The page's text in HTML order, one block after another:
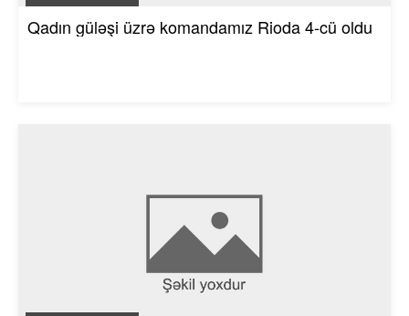
Qadın güləşi üzrə komandamız Rioda 4-cü oldu